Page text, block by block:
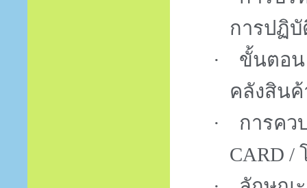
การปฏิ
·
ขั้นตอน
คลังสิน
·
การคว
CARD /